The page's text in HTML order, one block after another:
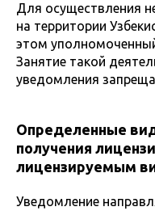
Для осуществления
на территории
этом
Занятие такой
уведомления
Определенные
получения
лицензируемым
Уведомление